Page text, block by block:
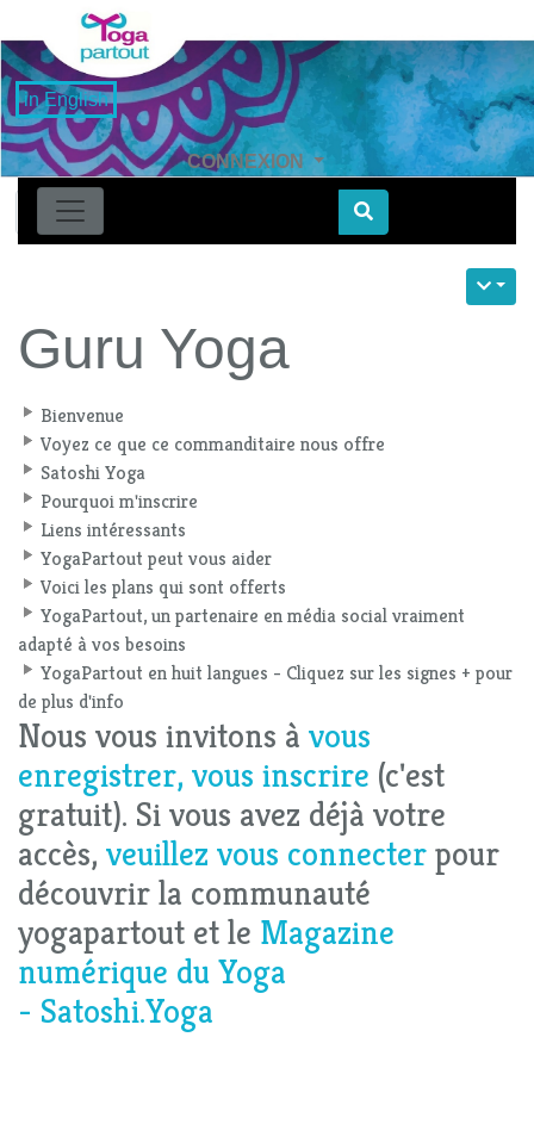
in English
CONNEXION
Find
Guru Yoga
Bienvenue
Voyez ce que ce commanditaire nous offre
Satoshi Yoga
Pourquoi m'inscrire
Liens intéressants
YogaPartout peut vous aider
Voici les plans qui sont offerts
YogaPartout, un partenaire en média social vraiment
adapté à vos besoins
YogaPartout en huit langues - Cliquez sur les signes + pour
de plus d'info
Nous vous invitons à vous
enregistrer, vous inscrire (c'est
gratuit). Si vous avez déjà votre
accès, veuillez vous connecter pour
découvrir la communauté
yogapartout et le Magazine
numérique du Yoga
- Satoshi.Yoga